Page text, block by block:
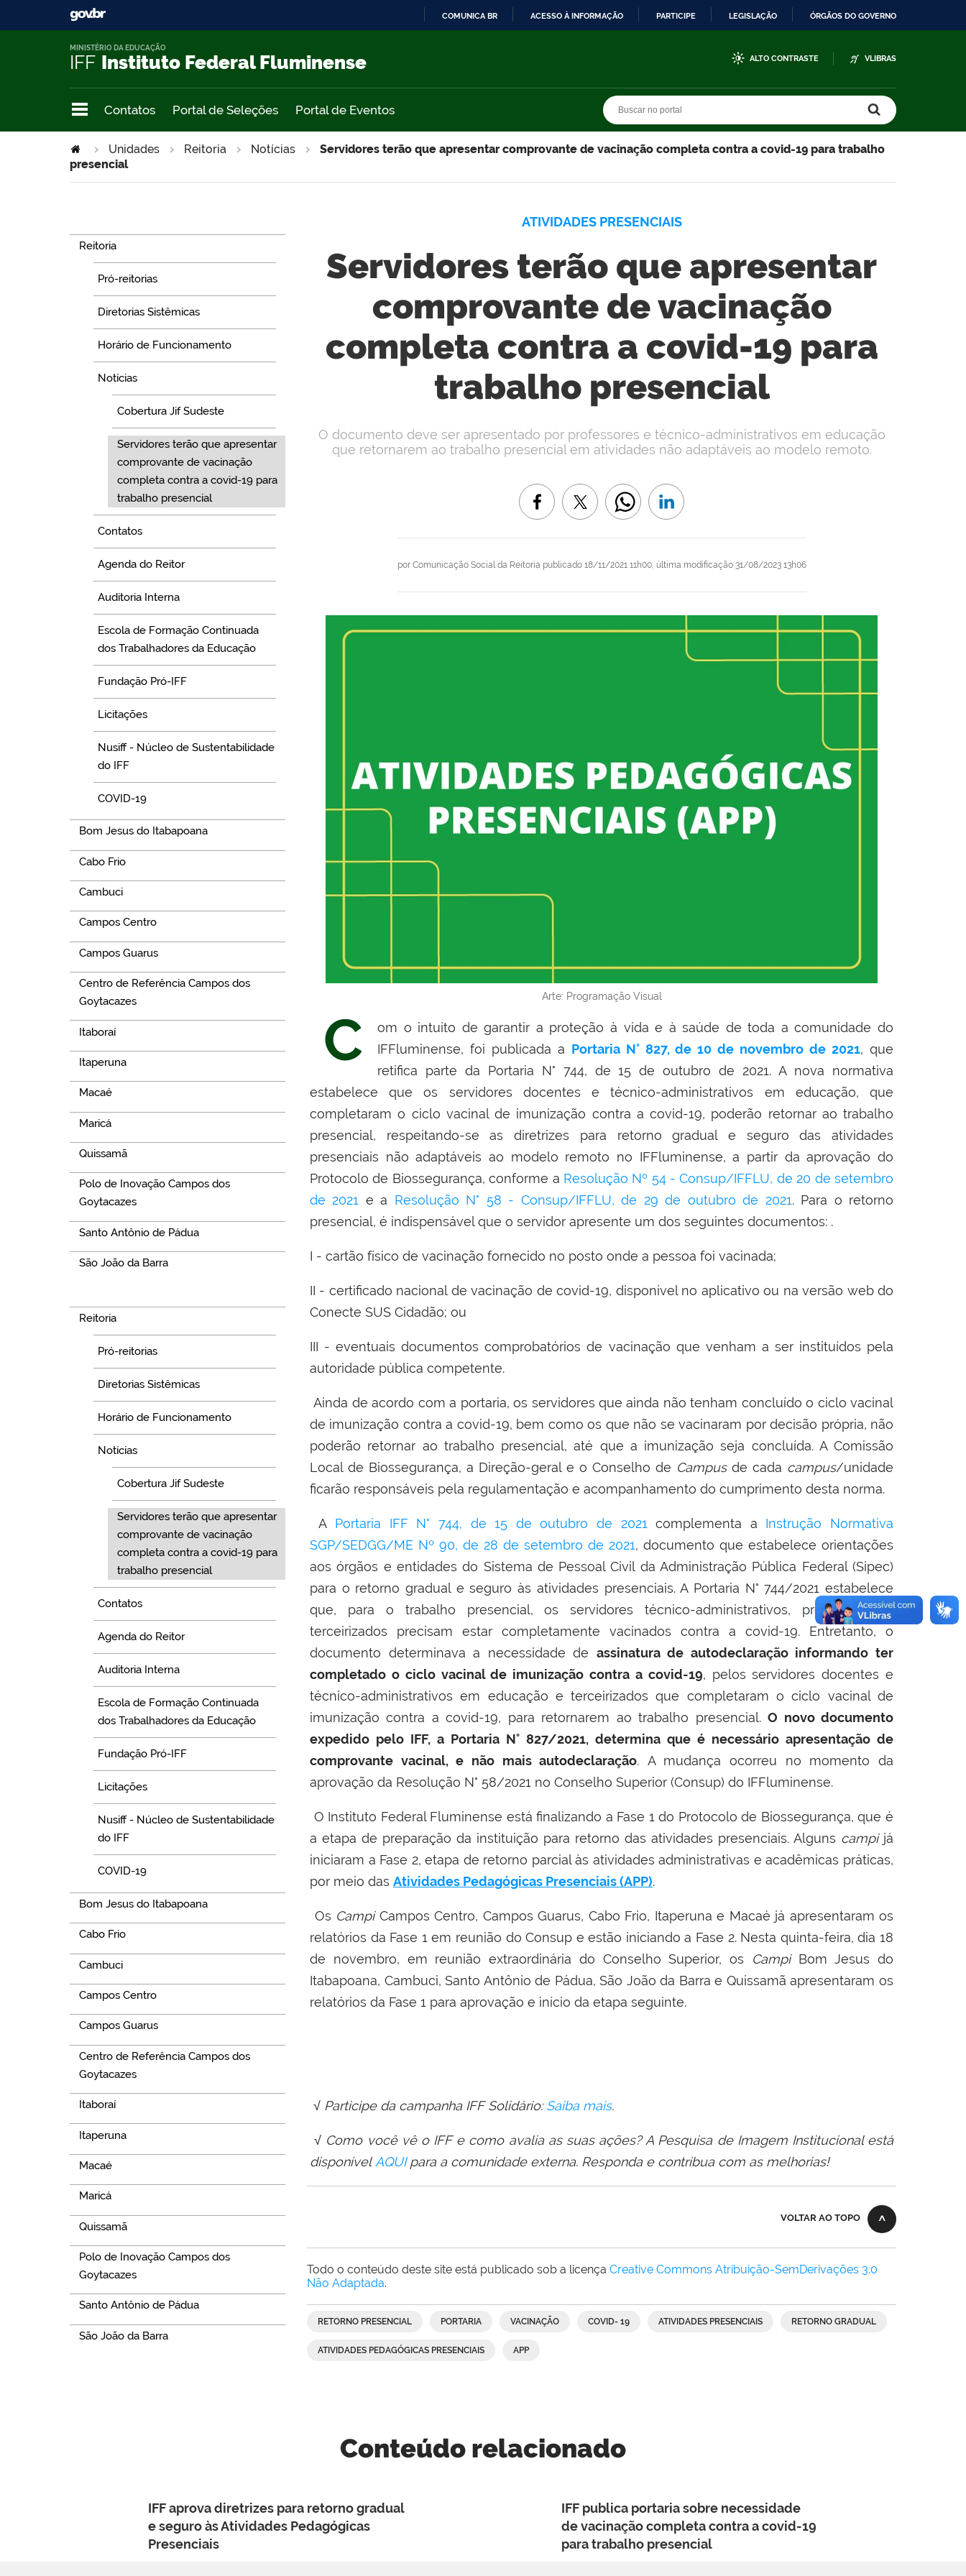
COMUNICA BR ACESSO À INFORMAÇÃO PARTICIPE LEGISLAÇÃO ÓRGÃOS DO GOVERNO
IFF Instituto Federal Fluminense
MINISTÉRIO DA EDUCAÇÃO
ALTO CONTRASTE VLIBRAS
Contatos Portal de Seleções Portal de Eventos
Unidades Reitoria Notícias
Servidores terão que apresentar comprovante de vacinação completa contra a covid-19 para trabalho
presencial
Reitoria
Pró-reitorias
Diretorias Sistêmicas
Horário de Funcionamento
Notícias
Cobertura Jif Sudeste
Servidores terão que apresentar
comprovante de vacinação
completa contra a covid-19 para
trabalho presencial
Contatos
Agenda do Reitor
Auditoria Interna
Escola de Formação Continuada
dos Trabalhadores da Educação
Fundação Pró-IFF
Licitações
Nusiff - Núcleo de Sustentabilidade
do IFF
COVID-19
Bom Jesus do Itabapoana
Cabo Frio
Cambuci
Campos Centro
Campos Guarus
Centro de Referência Campos dos
Goytacazes
Itaboraí
Itaperuna
Macaé
Maricá
Quissamã
Polo de Inovação Campos dos
Goytacazes
Santo Antônio de Pádua
São João da Barra
Reitoria
Pró-reitorias
Diretorias Sistêmicas
Horário de Funcionamento
Notícias
Cobertura Jif Sudeste
Servidores terão que apresentar
comprovante de vacinação
completa contra a covid-19 para
trabalho presencial
Contatos
Agenda do Reitor
Auditoria Interna
Escola de Formação Continuada
dos Trabalhadores da Educação
Fundação Pró-IFF
Licitações
Nusiff - Núcleo de Sustentabilidade
do IFF
COVID-19
Bom Jesus do Itabapoana
Cabo Frio
Cambuci
Campos Centro
Campos Guarus
Centro de Referência Campos dos
Goytacazes
Itaboraí
Itaperuna
Macaé
Maricá
Quissamã
Polo de Inovação Campos dos
Goytacazes
Santo Antônio de Pádua
São João da Barra
ATIVIDADES PRESENCIAIS
Servidores terão que apresentar
comprovante de vacinação
completa contra a covid-19 para
trabalho presencial
por Comunicação Social da Reitoria publicado18/11/2021 11h00, última modificação31/08/2023 13h06
O documento deve ser apresentado por professores e técnico-administrativos em educação
que retornarem ao trabalho presencial em atividades não adaptáveis ao modelo remoto.
Arte: Programação Visual
C
om o intuito de garantir a proteção à vida e à saúde de toda a comunidade do
IFFluminense, foi publicada a Portaria N° 827, de 10 de novembro de 2021, que
retifica parte da Portaria N° 744, de 15 de outubro de 2021. A nova normativa
estabelece que os servidores docentes e técnico-administrativos em educação, que
completaram o ciclo vacinal de imunização contra a covid-19, poderão retornar ao trabalho
presencial, respeitando-se as diretrizes para retorno gradual e seguro das atividades
presenciais não adaptáveis ao modelo remoto no IFFluminense, a partir da aprovação do
Protocolo de Biossegurança, conforme a Resolução Nº 54 - Consup/IFFLU, de 20 de setembro
de 2021 e a Resolução N° 58 - Consup/IFFLU, de 29 de outubro de 2021. Para o retorno
presencial, é indispensável que o servidor apresente um dos seguintes documentos: .
I - cartão físico de vacinação fornecido no posto onde a pessoa foi vacinada;
II - certificado nacional de vacinação de covid-19, disponível no aplicativo ou na versão web do
Conecte SUS Cidadão; ou
III - eventuais documentos comprobatórios de vacinação que venham a ser instituídos pela
autoridade pública competente.
Ainda de acordo com a portaria, os servidores que ainda não tenham concluído o ciclo vacinal
de imunização contra a covid-19, bem como os que não se vacinaram por decisão própria, não
poderão retornar ao trabalho presencial, até que a imunização seja concluída. A Comissão
Local de Biossegurança, a Direção-geral e o Conselho de Campusde cada campus/unidade
ficarão responsáveis pela regulamentação e acompanhamento do cumprimento desta norma.
A Portaria IFF N° 744, de 15 de outubro de 2021 complementa a Instrução Normativa
SGP/SEDGG/ME Nº 90, de 28 de setembro de 2021, documento que estabelece orientações
aos órgãos e entidades do Sistema de Pessoal Civil da Administração Pública Federal (Sipec)
para o retorno gradual e seguro às atividades presenciais. A Portaria N° 744/2021 estabelece
que, para o trabalho presencial, os servidores técnico-administrativos, professores e
terceirizados precisam estar completamente vacinados contra a covid-19. Entretanto, o
documento determinava a necessidade de assinatura de autodeclaração informando ter
completado o ciclo vacinal de imunização contra a covid-19, pelos servidores docentes e
técnico-administrativos em educação e terceirizados que completaram o ciclo vacinal de
imunização contra a covid-19, para retornarem ao trabalho presencial.O novo documento
expedido pelo IFF, a Portaria N° 827/2021, determina que é necessário apresentação de
comprovante vacinal, e não mais autodeclaração. A mudança ocorreu no momento da
aprovação da Resolução N° 58/2021 no Conselho Superior (Consup) do IFFluminense.
O Instituto Federal Fluminense está finalizando a Fase 1 do Protocolo de Biossegurança, que é
a etapa de preparação da instituição para retorno das atividades presenciais. Alguns campi já
iniciaram a Fase 2, etapa de retorno parcial às atividades administrativas e acadêmicas práticas,
por meio das Atividades Pedagógicas Presenciais (APP).
Os Campi Campos Centro, Campos Guarus, Cabo Frio, Itaperuna e Macaé já apresentaram os
relatórios da Fase 1 em reunião do Consup e estão iniciando a Fase 2. Nesta quinta-feira, dia 18
de novembro, em reunião extraordinária do Conselho Superior, os
Campi Bom Jesus do
Itabapoana, Cambuci, Santo Antônio de Pádua, São João da Barra e Quissamã apresentaram os
relatórios da Fase 1 para aprovação e início da etapa seguinte.
√ Participe da campanha IFF Solidário:Saiba mais.
√ Como você vê o IFF e como avalia as suas ações? A Pesquisa de Imagem Institucional está
disponível AQUIpara a comunidade externa. Responda e contribua com as melhorias!
VOLTAR AO TOPO
Todo o conteúdo deste site está publicado sob a licença Creative Commons Atribuição-SemDerivações 3.0
Não Adaptada.
RETORNO PRESENCIAL PORTARIA VACINAÇÃO COVID- 19 ATIVIDADES PRESENCIAIS RETORNO GRADUAL
ATIVIDADES PEDAGÓGICAS PRESENCIAIS APP
Conteúdo relacionado
IFF aprova diretrizes para retorno gradual
e seguro às Atividades Pedagógicas
Presenciais
IFF publica portaria sobre necessidade
de vacinação completa contra a covid-19
para trabalho presencial